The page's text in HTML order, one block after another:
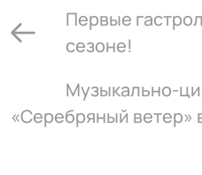
Первые
сезоне!
Музыкально-
«Серебряный ветер»